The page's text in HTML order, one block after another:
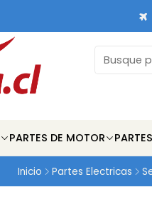
PARTES DE MOTOR
Inicio Partes Electricas